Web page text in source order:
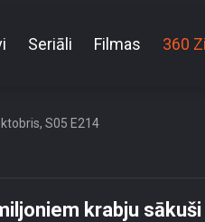
Seriāli Filmas 360
S05 E214
krabju